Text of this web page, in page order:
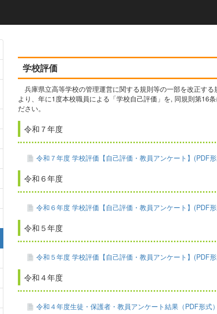
学校評価
兵庫県立高等学校の管理運営に関する規則等の一部を改正す
より、年に1度本校職員による「学校自己評価」を, 同規則第16
ださい。
令和７年度
令和７年度 学校評価【自己評価・教員アンケート】(PDF形
令和６年度
令和６年度 学校評価【自己評価・教員アンケート】(PDF形
令和５年度
令和５年度 学校評価【自己評価・教員アンケート】(PDF形
令和４年度
令和４年度生徒・保護者・教員アンケート結果（PDF形式）